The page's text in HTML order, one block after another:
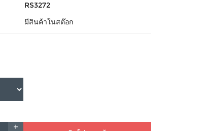
RS3272
มีสินค้าในสต๊อก